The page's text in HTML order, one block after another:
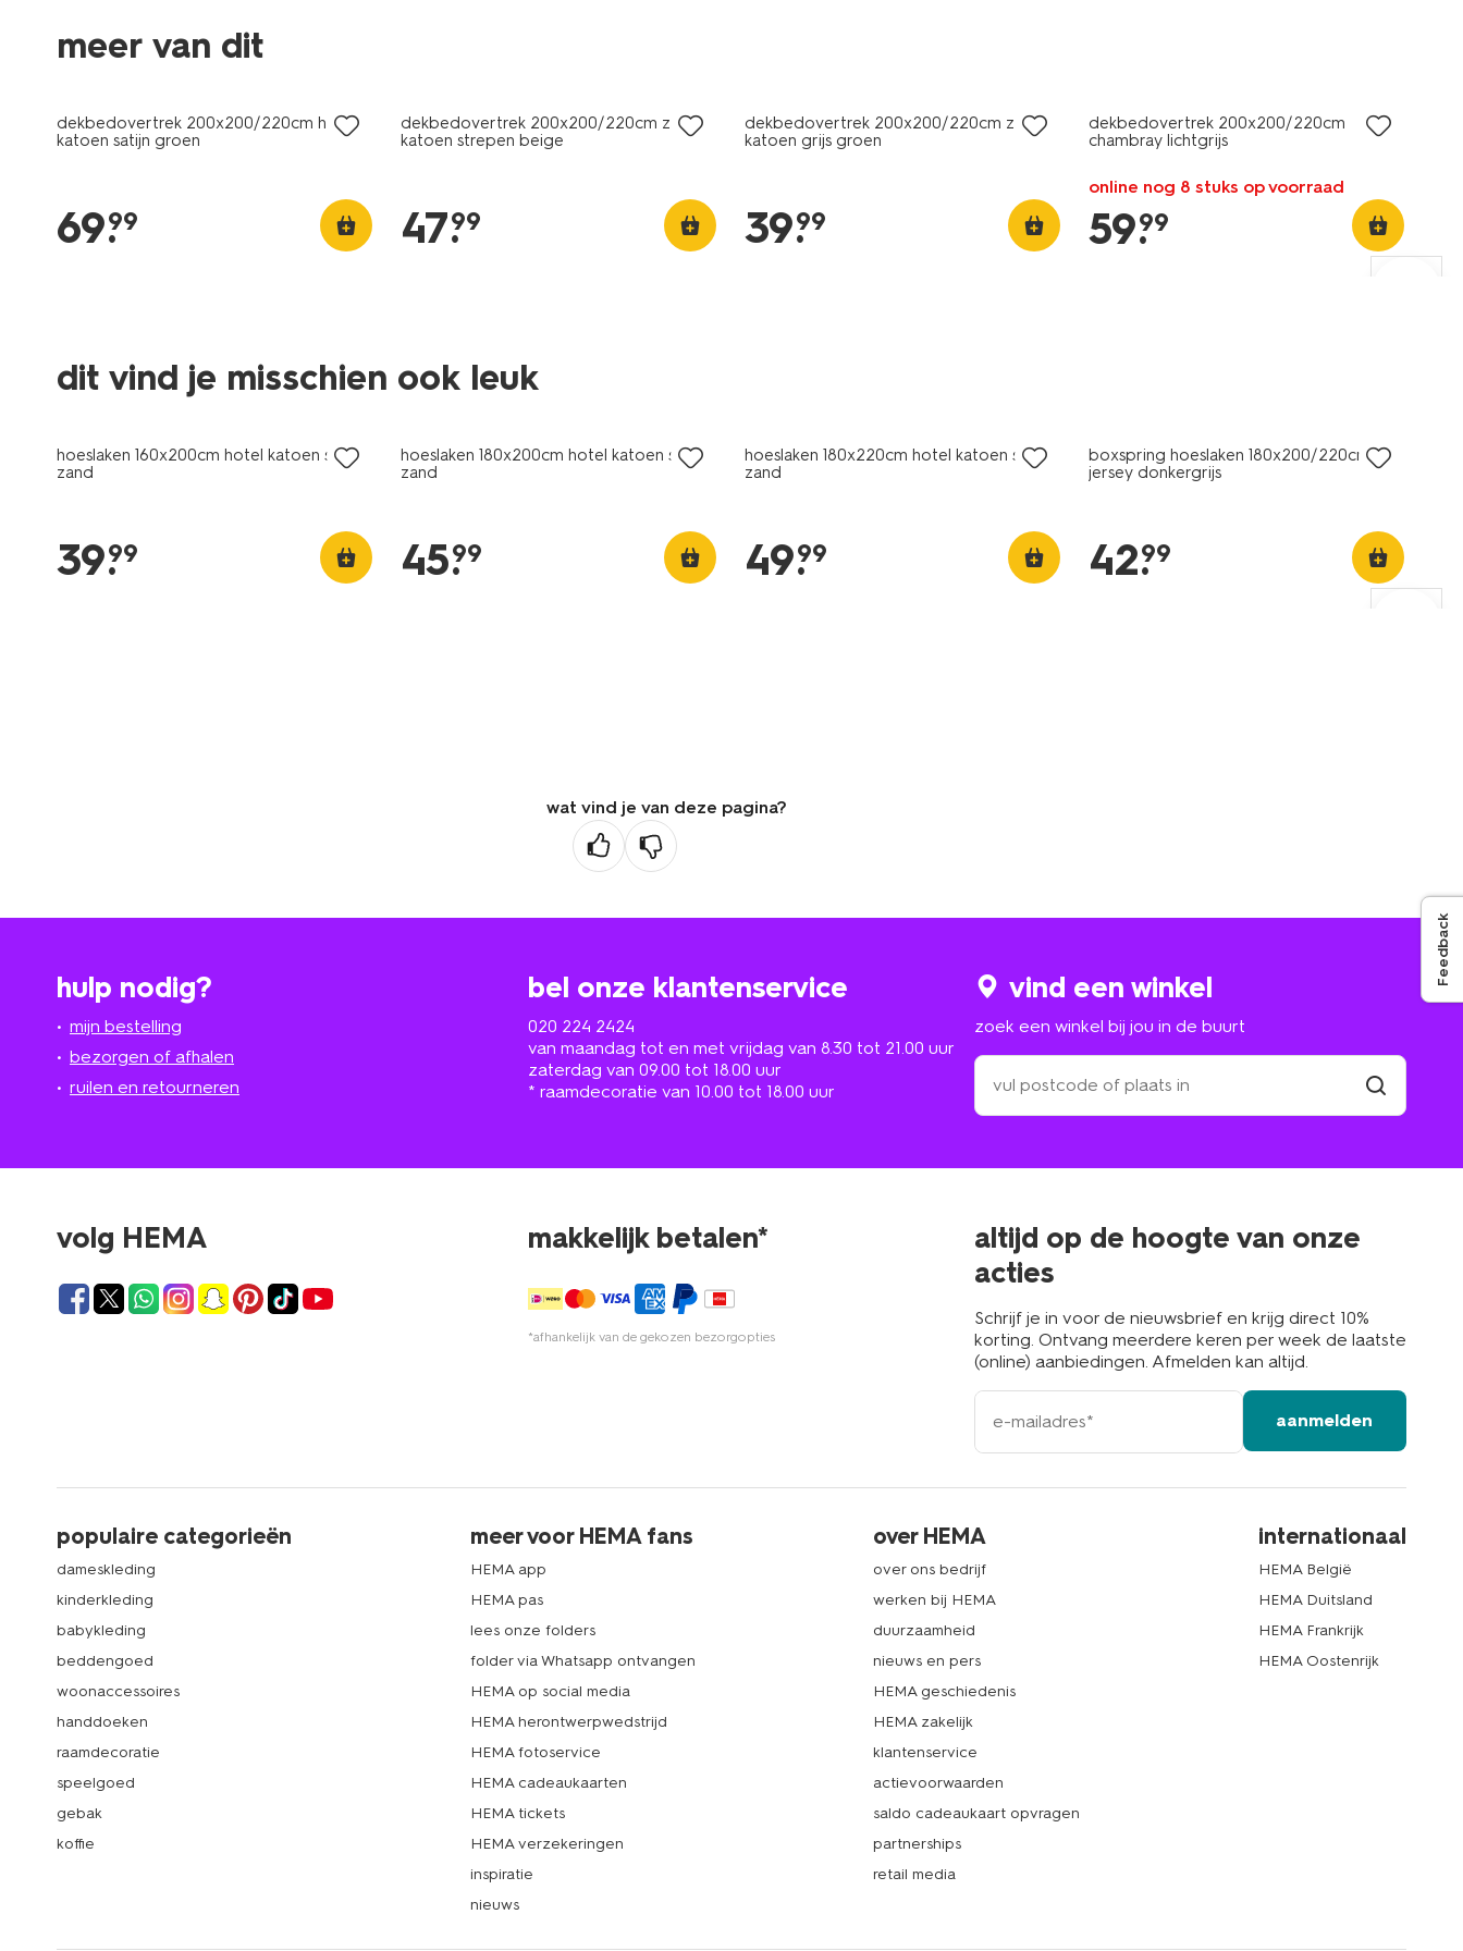
meer van dit
30% korting
dekbedovertrek 200x200/220cm hotel
katoen satijn groen
69.
99
dekbedovertrek 200x200/220cm zacht
katoen strepen beige
47.
99
dekbedovertrek 200x200/220cm zacht
katoen grijs groen
39.
99
dekbedovertrek 200x200/220cm
chambray lichtgrijs
online nog 8 stuks op voorraad
59.
99
dit vind je misschien ook leuk
30% korting
met je HEMA pas
hoeslaken 160x200cm hotel katoen satijn
zand
39.
99
30% korting
hoeslaken 180x200cm hotel katoen satijn
zand
45.
99
hoeslaken 180x220cm hotel katoen satijn
zand
49.
99
boxspring hoeslaken 180x200/220cm
jersey donkergrijs
42.
99
wat vind je van deze pagina?
hulp nodig?
mijn bestelling
bezorgen of afhalen
ruilen en retourneren
bel onze klantenservice
020 224 2424
van maandag tot en met vrijdag van 8.30 tot 21.00 uur
zaterdag van 09.00 tot 18.00 uur
* raamdecoratie van 10.00 tot 18.00 uur
vind een winkel
zoek een winkel bij jou in de buurt
zoek
een
winkel
in
volg HEMA makkelijk betalen*
*afhankelijk van de gekozen bezorgopties
altijd op de hoogte van onze
acties
Schrijf je in voor de nieuwsbrief en krijg direct 10%
korting. Ontvang meerdere keren per week de laatste
(online) aanbiedingen. Afmelden kan altijd.
e-
mailadres
aanmelden
populaire categorieën
dameskleding
kinderkleding
babykleding
beddengoed
woonaccessoires
handdoeken
raamdecoratie
speelgoed
gebak
koffie
meer voor HEMA fans
HEMA app
HEMA pas
lees onze folders
folder via Whatsapp ontvangen
HEMA op social media
HEMA herontwerpwedstrijd
HEMA fotoservice
HEMA cadeaukaarten
HEMA tickets
HEMA verzekeringen
inspiratie
nieuws
over HEMA
over ons bedrijf
werken bij HEMA
duurzaamheid
nieuws en pers
HEMA geschiedenis
HEMA zakelijk
klantenservice
actievoorwaarden
saldo cadeaukaart opvragen
partnerships
retail media
internationaal
HEMA België
HEMA Duitsland
HEMA Frankrijk
HEMA Oostenrijk
Feedback